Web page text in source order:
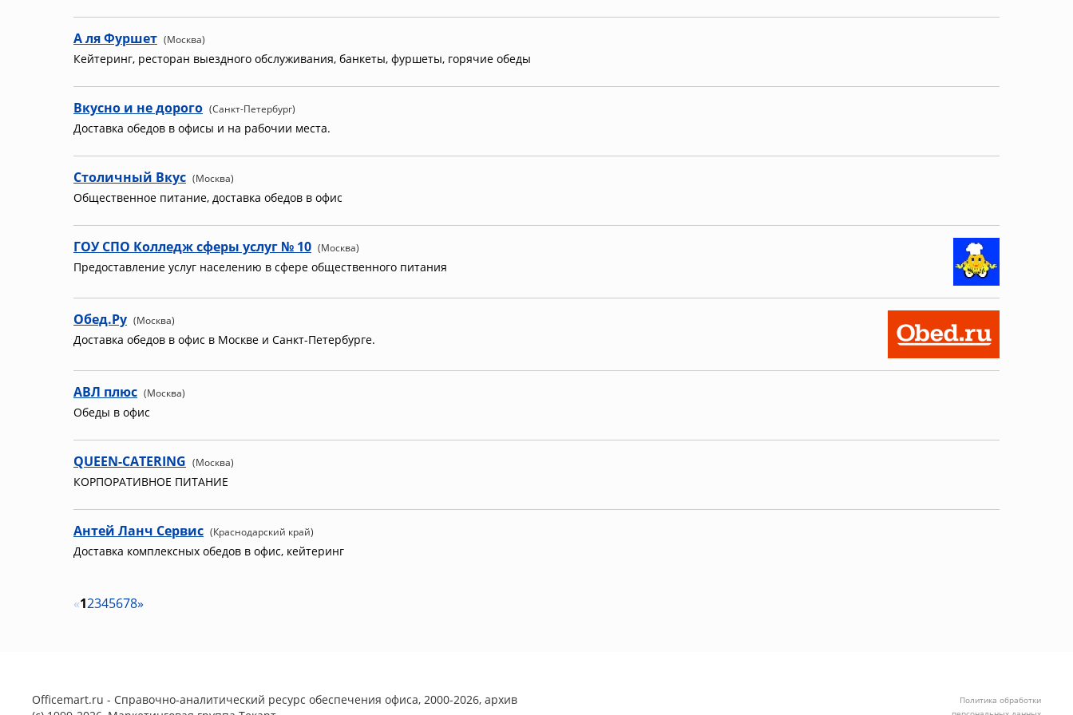
А ля Фуршет (Москва)
Кейтеринг, ресторан выездного обслуживания, банкеты, фуршеты, горячие обеды
Вкусно и не дорого (Санкт-Петербург)
Доставка обедов в офисы и на рабочии места.
Столичный Вкус (Москва)
Общественное питание, доставка обедов в офис
ГОУ СПО Колледж сферы услуг № 10 (Москва)
Предоставление услуг населению в сфере общественного питания
Обед.Ру (Москва)
Доставка обедов в офис в Москве и Санкт-Петербурге.
АВЛ плюс (Москва)
Обеды в офис
QUEEN-CATERING (Москва)
КОРПОРАТИВНОЕ ПИТАНИЕ
Антей Ланч Сервис (Краснодарский край)
Доставка комплексных обедов в офис, кейтеринг
«12345678»
Officemart.ru - Справочно-аналитический ресурс обеспечения офиса, 2000-2026, архив
Политика обработки